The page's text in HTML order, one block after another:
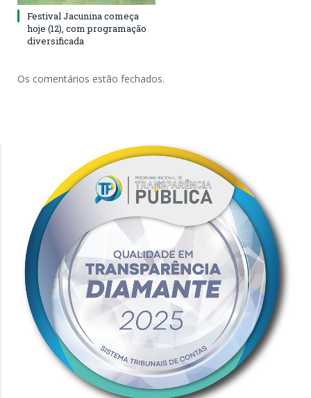
Festival Jacunina começa
hoje (12), com programação
diversificada
Os comentários estão fechados.